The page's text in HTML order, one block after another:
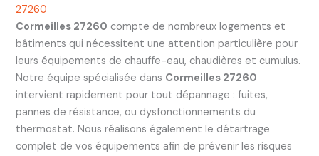
27260
Cormeilles 27260 compte de nombreux logements et
bâtiments qui nécessitent une attention particulière pour
leurs équipements de chauffe-eau, chaudières et cumulus.
Notre équipe spécialisée dans Cormeilles 27260
intervient rapidement pour tout dépannage : fuites,
pannes de résistance, ou dysfonctionnements du
thermostat. Nous réalisons également le détartrage
complet de vos équipements afin de prévenir les risques